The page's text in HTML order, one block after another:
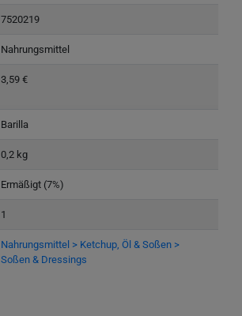
7520219
Nahrungsmittel
3,59 €
Barilla
0,2 kg
Ermäßigt (7%)
1
Nahrungsmittel > Ketchup, Öl & Soßen >
Soßen & Dressings